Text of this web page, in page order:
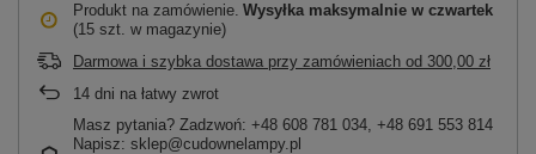
Produkt na zamówienie Wysyłka maksymalnie w czwartek
(15 szt. w magazynie)
Darmowa i szybka dostawa przy zamówieniach od 300,00 zł
14 dni na łatwy zwrot
Masz pytania? Zadzwoń: +48 608 781 034, +48 691 553 814
Napisz: sklep@cudownelampy.pl